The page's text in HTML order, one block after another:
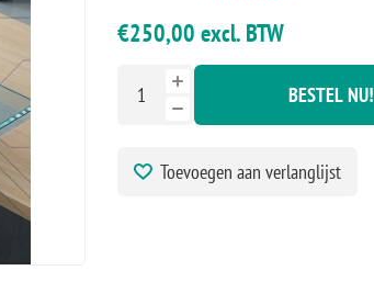
€250,00 excl. BTW
BESTEL NU!
Toevoegen aan verlanglijst